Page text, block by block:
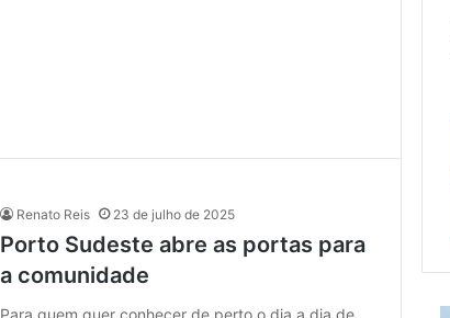
Renato Reis 23 de julho de 2025
Porto Sudeste abre as portas para
a comunidade